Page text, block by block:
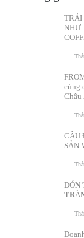
TRẢI
NHƯ
cùng
Châu
CẦU
SẢN
ĐÓ𝐍